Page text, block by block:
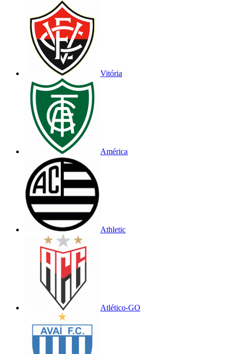
Vitória
América
Athletic
Atlético-GO